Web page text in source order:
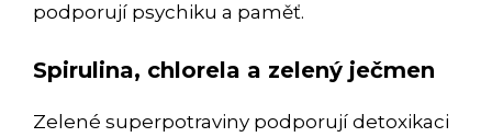
podporují psychiku a paměť.
Spirulina, chlorela a zelený ječmen
Zelené superpotraviny podporují detoxikaci